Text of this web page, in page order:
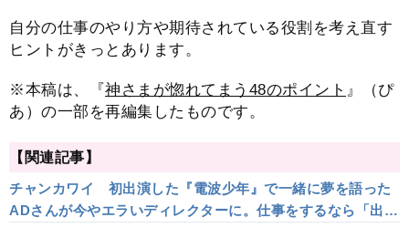
自分の仕事のやり方や期待されている役割を考え直す
ヒントがきっとあります。
※本稿は、『神さまが惚れてまう48のポイント 』（ぴ
あ）の一部を再編集したものです。
【関連記事】
チャンカワイ 初出演した『電波少年』で一緒に夢を語った
ADさんが今やエラいディレクターに。仕事をするなら「出会